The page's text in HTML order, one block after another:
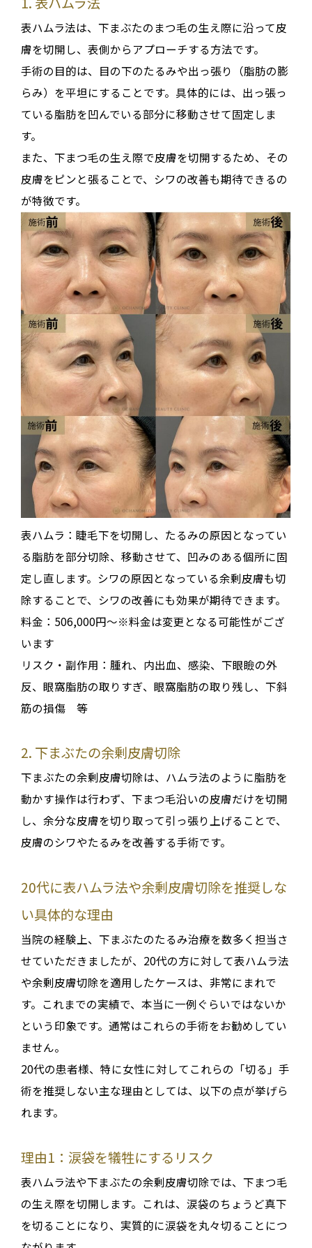
表ハムラ法は、 下まぶたのまつ毛の生え際に沿って皮
膚を切開し、表側からアプローチする方法です。
手術の目的は、目の下のたるみや出っ張り（脂肪の膨
らみ）を平坦にすることです。具体的には、出っ張っ
ている脂肪を凹んでいる部分に移動させて固定 しま
す。
また、下まつ毛の生え際で皮膚を切開するため、その
皮膚をピンと張ることで、 シワの改善も期待できるの
が特徴です。
表ハムラ：睫毛下を切開し、たるみの原因となってい
る脂肪を部分切除、移動させて、凹みのある個所に固
定し直します。シワの原因となっている余剰皮膚も切
除することで、シワの改善にも効果が期待できます。
料金：506,000円～※料金は変更となる可能性がござ
います
リスク・副作用：腫れ、内出血、感染、下眼瞼の外
反、眼窩脂肪の取りすぎ、眼窩脂肪の取り残し、下斜
筋の損傷 等
2. 下まぶたの余剰皮膚切除
下まぶたの余剰皮膚切除は、ハムラ法のように脂肪を
動かす操作は行わず、 下まつ毛沿いの皮膚だけを切開
し、余分な皮膚を切り取って引っ張り上げることで、
皮膚のシワやたるみを改善する手術です。
20代に表ハムラ法や余剰皮膚切除を推奨しな
い具体的な理由
当院の経験上、下まぶたのたるみ治療を数多く担当さ
せていただきましたが、20代の方に対して表ハムラ法
や余剰皮膚切除を適用したケースは、非常にまれで
す。これまでの実績で、本当に一例ぐらいではないか
という印象です。通常はこれらの手術をお勧めしてい
ません。
20代の患者様、特に女性に対してこれらの「切る」手
術を推奨しない主な理由としては、以下の点が挙げら
れます。
理由1：涙袋を犠牲にするリスク
表ハムラ法や下まぶたの余剰皮膚切除では、下まつ毛
の生え際を切開します。これは、 涙袋のちょうど真下
を切ることになり、実質的に涙袋を丸々切ることにつ